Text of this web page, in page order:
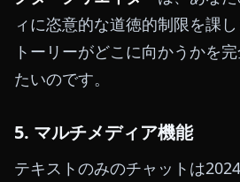
ィに恣意的な道徳的制限を課
トーリーがどこに向かうかを
たいのです。
5. マルチメディア機能
テキストのみのチャットは